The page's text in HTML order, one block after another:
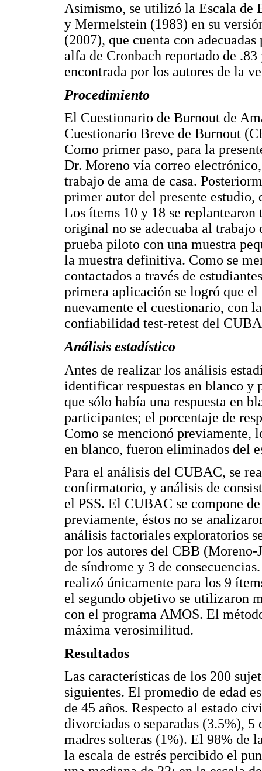
Asimismo, se utilizó la Escala de
y Mermelstein (1983) en su
(2007), que cuenta con
alfa de Cronbach reportado de
encontrada por los autores de la
Procedimiento
El Cuestionario de Burnout de
Cuestionario Breve de Burnout
Como primer paso, para la
Dr. Moreno vía correo
trabajo de ama de casa.
primer autor del presente estudio,
Los ítems 10 y 18 se
original no se adecuaba al trabajo
prueba piloto con una muestra
la muestra definitiva. Como se
contactados a través de
primera aplicación se logró que
nuevamente el cuestionario, con
confiabilidad test-retest del
Análisis estadístico
Antes de realizar los análisis
identificar respuestas en blanco y
que sólo había una respuesta en
participantes; el porcentaje de
Como se mencionó previamente,
en blanco, fueron eliminados del
Para el análisis del CUBAC, se
confirmatorio, y análisis de
el PSS. El CUBAC se compone
previamente, éstos no se
análisis factoriales exploratorios
por los autores del CBB (Moreno-
de síndrome y 3 de
realizó únicamente para los 9
el segundo objetivo se utilizaron
con el programa AMOS. El
máxima verosimilitud.
Resultados
Las características de los 200
siguientes. El promedio de edad
de 45 años. Respecto al estado
divorciadas o separadas (3.5%),
madres solteras (1%). El 98% de
la escala de estrés percibido el